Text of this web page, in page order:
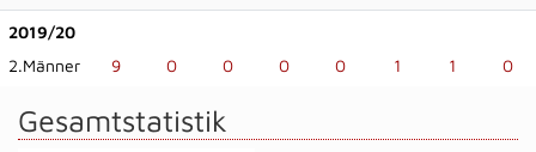
2019/20
2.Männer
9 0 0 0 0 1 1 0
Gesamtstatistik